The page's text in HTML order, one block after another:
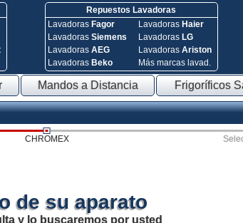
Repuestos Lavadoras
Lavadoras Fagor
Lavadoras Siemens
Lavadoras AEG
Lavadoras Beko
Lavadoras Haier
Lavadoras LG
Lavadoras Ariston
Más marcas lavad.
Mandos a Distancia Frigoríficos
CHROMEX
de su aparato
y lo buscaremos por usted